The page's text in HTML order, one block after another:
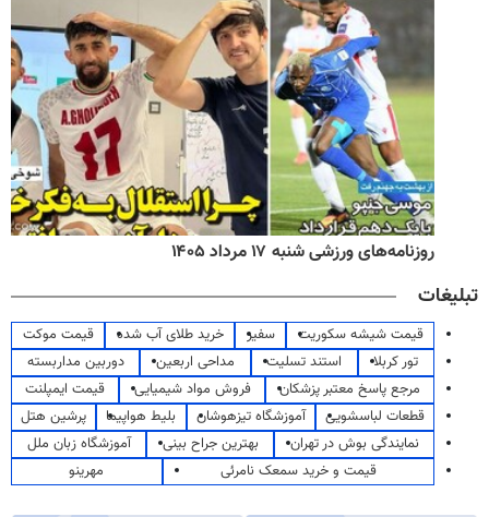
روزنامه‌های ورزشی شنبه ۱۷ مرداد ۱۴۰۵
تبلیغات
قیمت شیشه سکوریت سفیر خرید طلای آب شده
قیمت موکت
تور کربلا
استند تسلیت مداحی اربعین
دوربین مداربسته
مرجع پاسخ معتبر پزشکان
فروش مواد شیمیایی
قیمت ایمپلنت
قطعات لباسشویی
آموزشگاه تیزهوشان بلیط هواپیما
پرشین هتل
نمایندگی بوش در تهران
بهترین جراح بینی
آموزشگاه زبان ملل
قیمت و خرید سمعک نامرئی
مهرینو